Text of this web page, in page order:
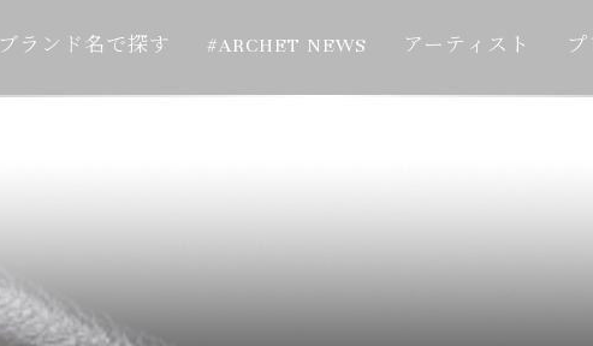
ブランド名で探す #ARCHET NEWS アーティスト